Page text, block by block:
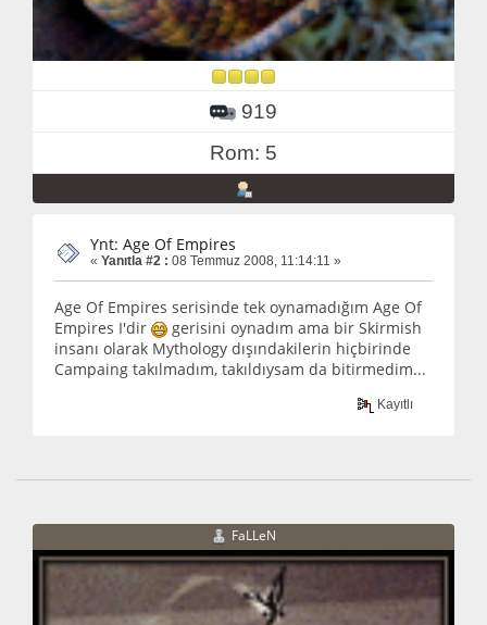
919
Rom: 5
Ynt: Age Of Empires
« Yanıtla #2 : 08 Temmuz 2008, 11:14:11 »
Age Of Empires serisinde tek oynamadığım Age Of
Empires I'dir
gerisini oynadım ama bir Skirmish
insanı olarak Mythology dışındakilerin hiçbirinde
Campaing takılmadım, takıldıysam da bitirmedim...
Kayıtlı
FaLLeN